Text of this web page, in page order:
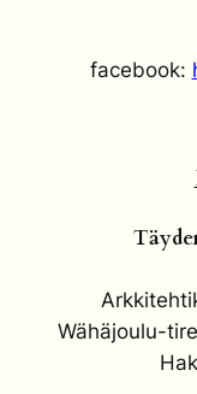
facebook:
Wähäjoulu-